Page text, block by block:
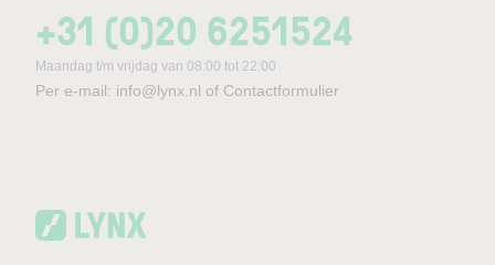
+31 (0)20 6251524
Maandag t/m vrijdag van 08:00 tot 22:00
Per e-mail: info@lynx.nl of Contactformulier